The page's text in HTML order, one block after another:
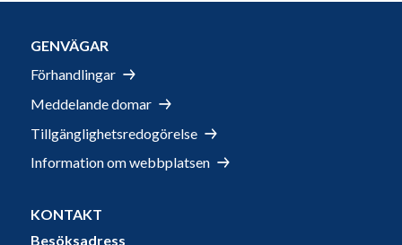
GENVÄGAR
Förhandlingar
Meddelande domar
Tillgänglighetsredogörelse
Information om webbplatsen
KONTAKT
Besöksadress